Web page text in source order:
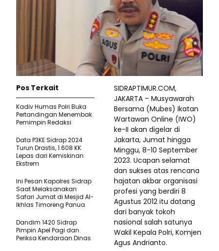
SIDRAPTIMUR.COM,
JAKARTA – Musyawarah
Bersama (Mubes) Ikatan
Wartawan Online (IWO)
ke-II akan digelar di
Jakarta, Jumat hingga
Minggu, 8-10 September
2023. Ucapan selamat
dan sukses atas rencana
hajatan akbar organisasi
profesi yang berdiri 8
Agustus 2012 itu datang
dari banyak tokoh
nasional salah satunya
Wakil Kepala Polri, Komjen
Agus Andrianto.
Pos Terkait
Kadiv Humas Polri Buka
Pertandingan Menembak
Pemimpin Redaksi
Data P3KE Sidrap 2024
Turun Drastis, 1.608 KK
Lepas dari Kemiskinan
Ekstrem
Ini Pesan Kapolres Sidrap
Saat Melaksanakan
Safari Jumat di Mesjid Al-
Ikhlas Timoreng Panua
Dandim 1420 Sidrap
Pimpin Apel Pagi dan
Periksa Kendaraan Dinas